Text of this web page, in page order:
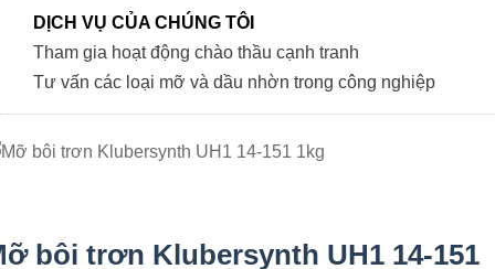
DỊCH VỤ CỦA CHÚNG TÔI
Tham gia hoạt động chào thầu cạnh tranh
Tư vấn các loại mỡ và dầu nhờn trong công nghiệp
bôi trơn Klubersynth UH1 14-151